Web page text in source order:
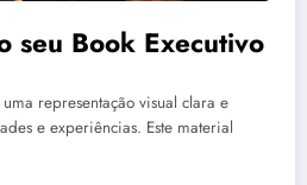
seu Book Executivo
representação visual clara e
e experiências. Este material